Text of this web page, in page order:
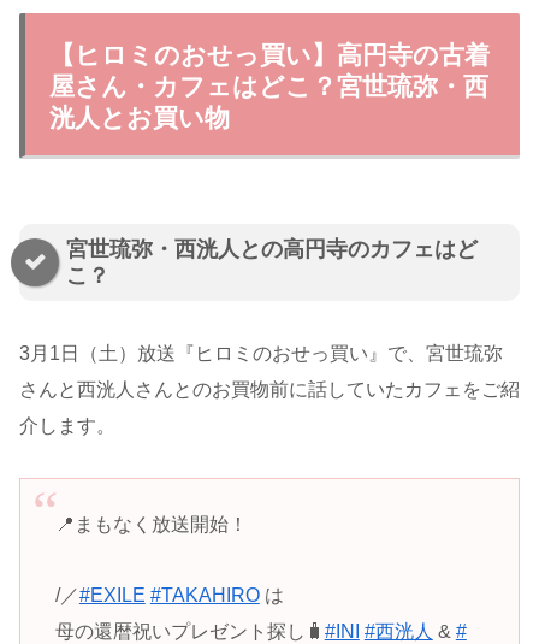
【ヒロミのおせっ買い】高円寺の古着
屋さん・カフェはどこ？宮世琉弥・西
洸人とお買い物
宮世琉弥・西洸人との高円寺のカフェはど
こ？
3月1日（土）放送『ヒロミのおせっ買い』で、宮世琉弥
さんと西洸人さんとのお買物前に話していたカフェをご紹
介します。
📍まもなく放送開始！
/／#EXILE #TAKAHIROは
⺟の還暦祝いプレゼント探し🧳 #INI #西洸人 & #